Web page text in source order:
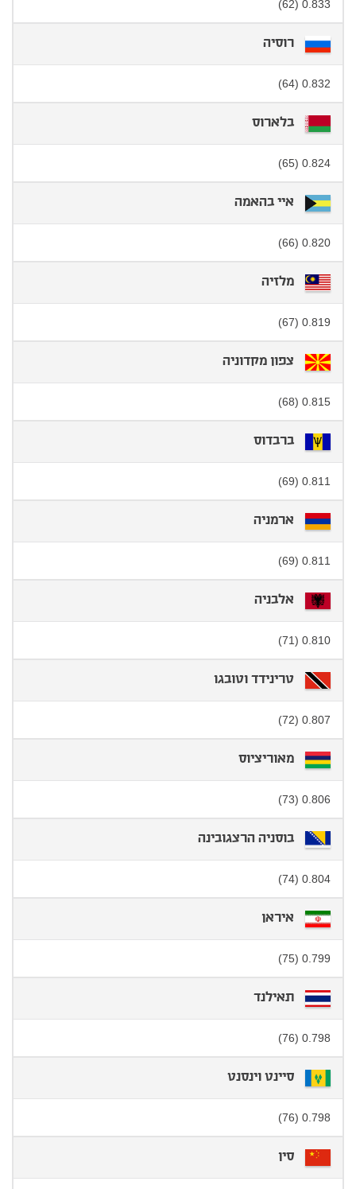
0.833 (62)
רוסיה
0.832 (64)
בלארוס
0.824 (65)
איי בהאמה
0.820 (66)
מלזיה
0.819 (67)
צפון מקדוניה
0.815 (68)
ברבדוס
0.811 (69)
ארמניה
0.811 (69)
אלבניה
0.810 (71)
טרינידד וטובגו
0.807 (72)
מאוריציוס
0.806 (73)
בוסניה הרצגובינה
0.804 (74)
איראן
0.799 (75)
תאילנד
0.798 (76)
סיינט וינסנט
0.798 (76)
סין